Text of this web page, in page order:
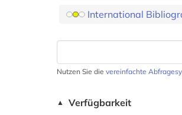
International
Nutzen Sie die vereinfachte
▲ Verfügbarkeit